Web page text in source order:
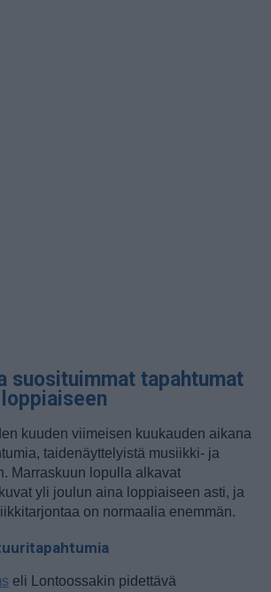
suosituimmat tapahtumat
kuuden viimeisen kuukauden aikana
taidenäyttelyistä musiikki- ja
Marraskuun lopulla alkavat
yli joulun aina loppiaiseen asti, ja
on normaalia enemmän.
eli Lontoossakin pidettävä